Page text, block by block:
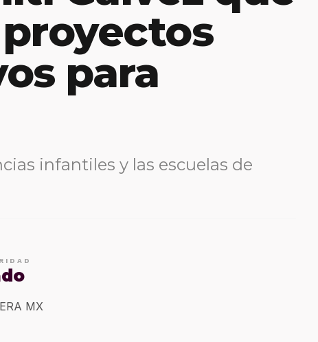
para
infantiles y las escuelas de
MX